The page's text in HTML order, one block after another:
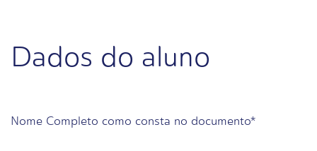
Dados do aluno
Nome Completo como consta no documento*